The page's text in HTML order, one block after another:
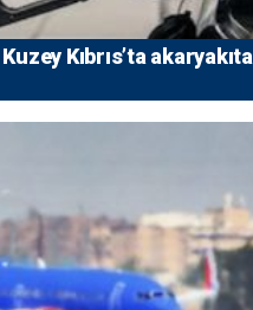
Kıbrıs’ta akaryakıta